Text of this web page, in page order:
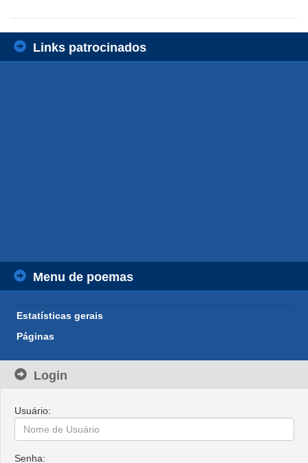
Links patrocinados
Menu de poemas
Estatísticas gerais
Páginas
Login
Usuário:
Senha: